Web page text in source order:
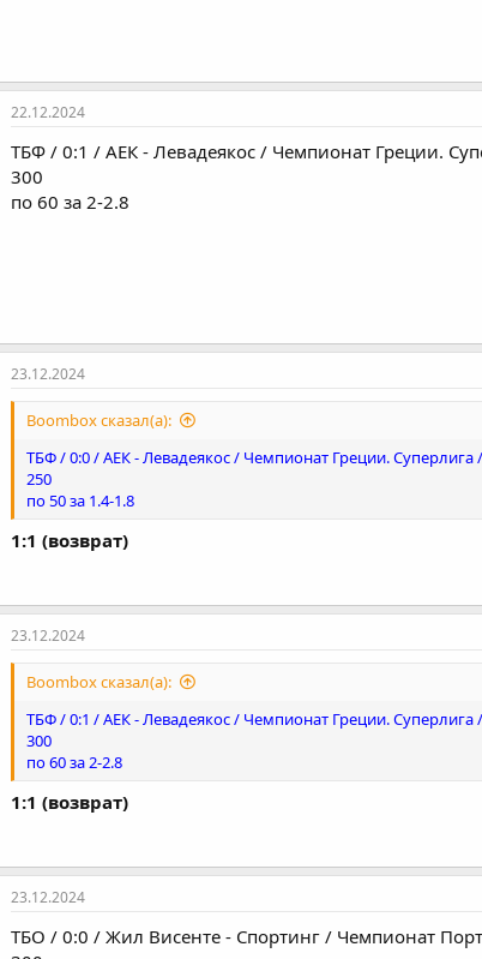
22.12.2024
ТБФ / 0:1 / АЕК - Левадеякос / Чемпионат Греции.
300
по 60 за 2-2.8
23.12.2024
Boombox сказал(а):
ТБФ / 0:0 / АЕК - Левадеякос / Чемпионат Греции. Суперлига /
250
по 50 за 1.4-1.8
1:1 (возврат)
23.12.2024
Boombox сказал(а):
ТБФ / 0:1 / АЕК - Левадеякос / Чемпионат Греции. Суперлига
300
по 60 за 2-2.8
1:1 (возврат)
23.12.2024
ТБО / 0:0 / Жил Висенте - Спортинг / Чемпионат